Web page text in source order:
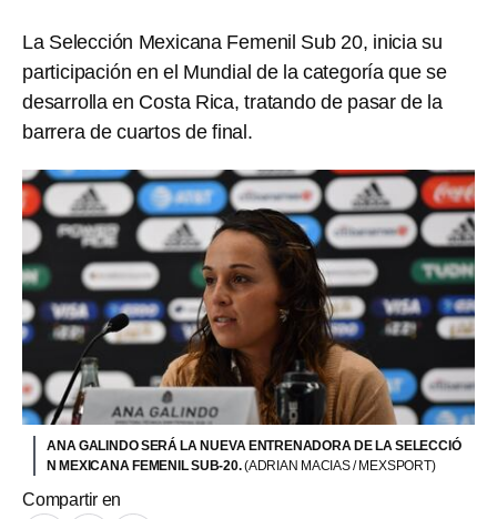
La Selección Mexicana Femenil Sub 20, inicia su
participación en el Mundial de la categoría que se
desarrolla en Costa Rica, tratando de pasar de la
barrera de cuartos de final.
ANA GALINDO SERÁ LA NUEVA ENTRENADORA DE LA SELECCIÓ
N MEXICANA FEMENIL SUB-20.(ADRIAN MACIAS / MEXSPORT)
Compartir en